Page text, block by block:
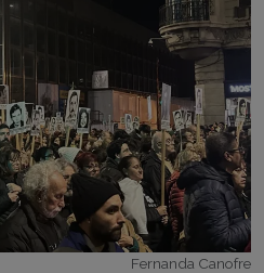
Fernanda Canofre